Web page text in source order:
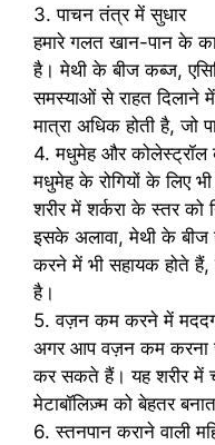
3. पाचन तंत्र में सुधार
हमारे गलत खान-पान के
है। मेथी के बीज कब्ज,
समस्याओं से राहत दिलाने
मात्रा अधिक होती है, जो
4. मधुमेह और कोलेस्ट्रॉल
मधुमेह के रोगियों के लिए
शरीर में शर्करा के स्तर
इसके अलावा, मेथी के
करने में भी सहायक होते हैं,
है।
5. वज़न कम करने में
अगर आप वज़न कम करना
कर सकते हैं। यह शरीर में
मेटाबॉलिज़्म को बेहतर
6. स्तनपान कराने वाली